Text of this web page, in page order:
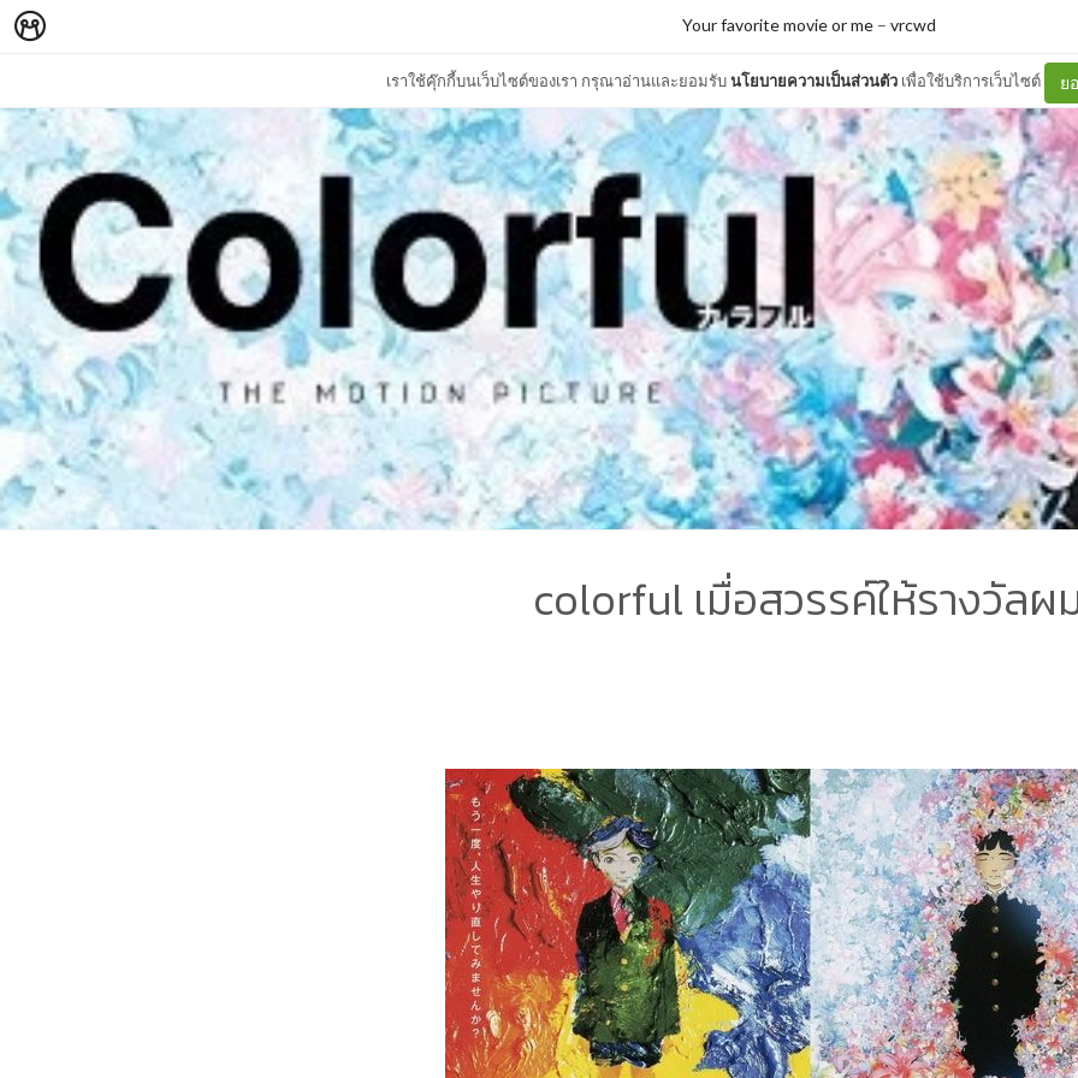
เราใช้คุ๊กกี้บนเว็บไซต์ของเรา กรุณาอ่านและยอมรับนโยบายความเป็นส่วนตัว เพื่อใช้บริการเว็บไซต์ ย
Your favorite movie or me– vrcwd
colorful เมื่อสวรรค์ให้รางวัลผ